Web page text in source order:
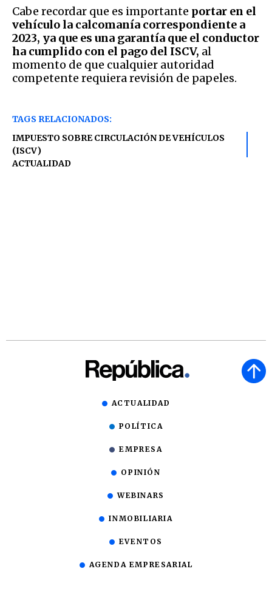
Cabe recordar que es importante portar en el
vehículo la calcomanía correspondiente a
2023, ya que es una garantía que el conductor
ha cumplido con el pago del ISCV, al
momento de que cualquier autoridad
competente requiera revisión de papeles.
TAGS RELACIONADOS:
IMPUESTO SOBRE CIRCULACIÓN DE VEHÍCULOS
(ISCV)
ACTUALIDAD
ACTUALIDAD
POLÍTICA
EMPRESA
OPINIÓN
WEBINARS
INMOBILIARIA
EVENTOS
AGENDA EMPRESARIAL